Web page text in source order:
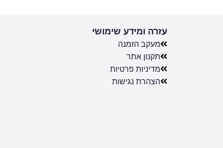
עזרה ומידע שימושי
מעקב הזמנה
תקנון אתר
מדיניות פרטיות
הצהרת נגישות